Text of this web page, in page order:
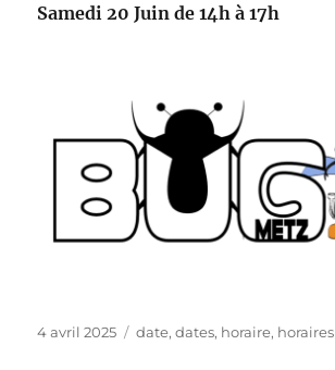
Samedi 20 Juin de 14h à 17h
Publié
4 avril 2025 Étiquettes
date,dates, horaire, horaires